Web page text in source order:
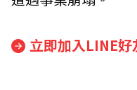
立即加入LINE